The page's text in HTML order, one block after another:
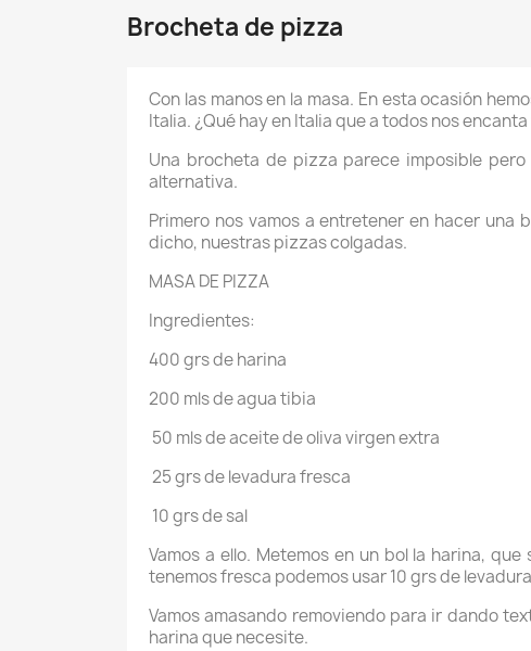
Brocheta de pizza
Con las manos en la masa. En esta ocasión
Italia. ¿Qué hay en Italia que a todos nos
Una brocheta de pizza parece imposible
alternativa.
Primero nos vamos a entretener en hacer
dicho, nuestras pizzas colgadas.
MASA DE PIZZA
Ingredientes:
400 grs de harina
200 mls de agua tibia
50 mls de aceite de oliva virgen extra
25 grs de levadura fresca
10 grs de sal
Vamos a ello. Metemos en un bol la harina,
tenemos fresca podemos usar 10 grs de
Vamos amasando removiendo para ir dando
harina que necesite.